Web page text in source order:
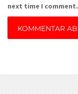
next time I comment.